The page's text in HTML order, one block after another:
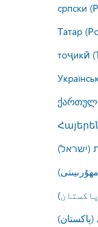
српски
Татар
тоҷикӣ
(ישראל)
(پاکستان)